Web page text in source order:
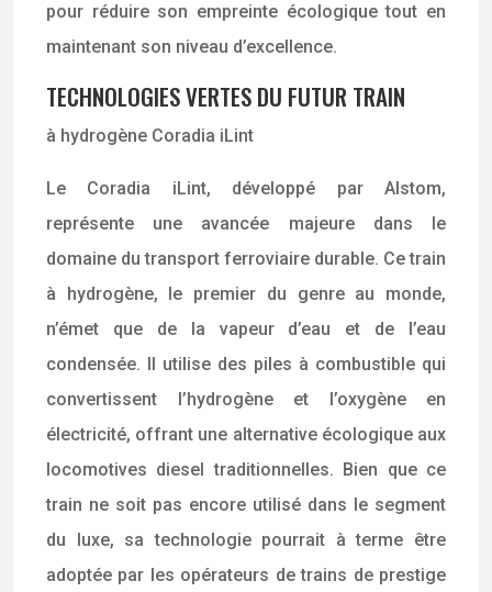
pour réduire son empreinte écologique tout en
maintenant son niveau d’excellence.
TECHNOLOGIES VERTES DU FUTUR TRAIN
à hydrogène Coradia iLint
Le Coradia iLint, développé par Alstom,
représente une avancée majeure dans le
domaine du transport ferroviaire durable. Ce train
à hydrogène, le premier du genre au monde,
n’émet que de la vapeur d’eau et de l’eau
condensée. Il utilise des piles à combustible qui
convertissent l’hydrogène et l’oxygène en
électricité, offrant une alternative écologique aux
locomotives diesel traditionnelles. Bien que ce
train ne soit pas encore utilisé dans le segment
du luxe, sa technologie pourrait à terme être
adoptée par les opérateurs de trains de prestige